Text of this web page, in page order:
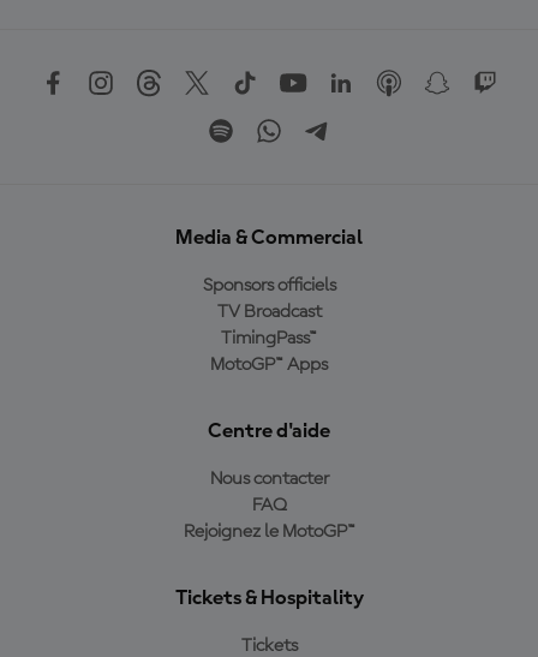
Media & Commercial
Sponsors officiels
TV Broadcast
TimingPass™
MotoGP™ Apps
Centre d'aide
Nous contacter
FAQ
Rejoignez le MotoGP™
Tickets & Hospitality
Tickets